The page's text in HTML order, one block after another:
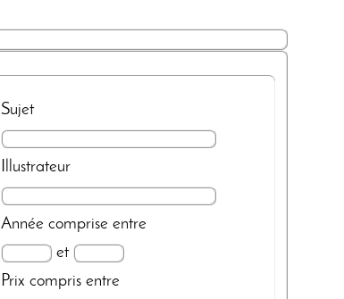
Sujet
Illustrateur
Année comprise entre
et
Prix compris entre